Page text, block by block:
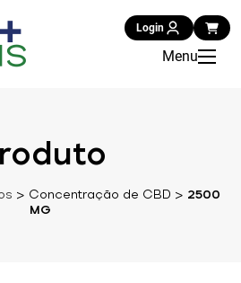
Login
Menu
> Concentração de CBD > 2500
MG